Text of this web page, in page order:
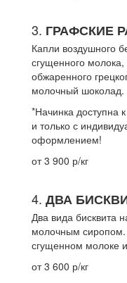
3. ГРАФСКИЕ
Капли воздушного
сгущенного
обжаренного
молочный шоколад.
*Начинка доступна
и только с
оформлением!
от 3 900 р/кг
4. ДВА
Два вида бисквита
молочным
сгущенном молоке
от 3 600 р/кг